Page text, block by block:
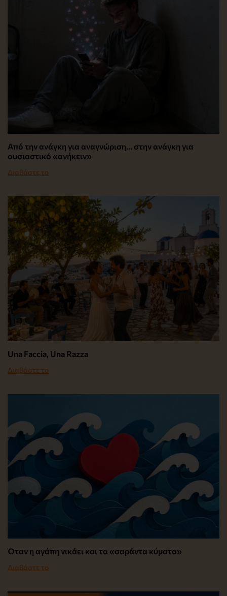
Από την ανάγκη για αναγνώριση… στην ανάγκη για
ουσιαστικό «ανήκειν»
Διαβάστε το
Una Faccia, Una Razza
Διαβάστε το
Όταν η αγάπη νικάει και τα «σαράντα κύματα»
Διαβάστε το